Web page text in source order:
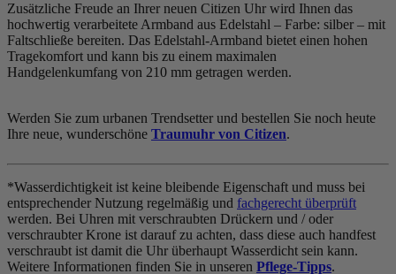
Zusätzliche Freude an Ihrer neuen Citizen Uhr wird Ihnen das
hochwertig verarbeitete Armband aus Edelstahl – Farbe: silber – mit
Faltschließe bereiten. Das Edelstahl-Armband bietet einen hohen
Tragekomfort und kann bis zu einem maximalen
Handgelenkumfang von 210 mm getragen werden.
Werden Sie zum urbanen Trendsetter und bestellen Sie noch heute
Ihre neue, wunderschöne Traumuhr von Citizen.
*Wasserdichtigkeit ist keine bleibende Eigenschaft und muss bei
entsprechender Nutzung regelmäßig und fachgerecht überprüft
werden. Bei Uhren mit verschraubten Drückern und / oder
verschraubter Krone ist darauf zu achten, dass diese auch handfest
verschraubt ist damit die Uhr überhaupt Wasserdicht sein kann.
Weitere Informationen finden Sie in unseren Pflege-Tipps.